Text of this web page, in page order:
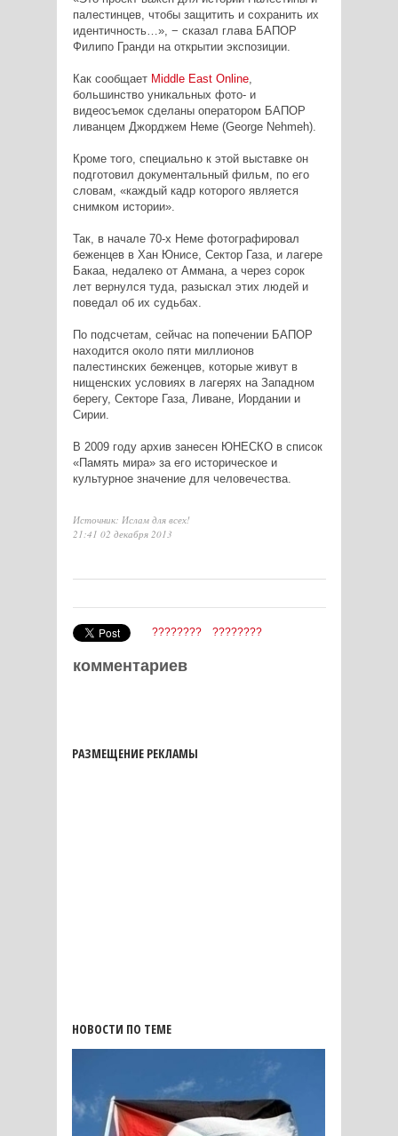
палестинцев, чтобы защитить и сохранить их
идентичность…», − сказал глава БАПОР
Филипо Гранди на открытии экспозиции.
Как сообщает Middle East Online,
большинство уникальных фото- и
видеосъемок сделаны оператором БАПОР
ливанцем Джорджем Неме (George Nehmeh).
Кроме того, специально к этой выставке он
подготовил документальный фильм, по его
словам, «каждый кадр которого является
снимком истории».
Так, в начале 70-х Неме фотографировал
беженцев в Хан Юнисе, Сектор Газа, и лагере
Бакаа, недалеко от Аммана, а через сорок
лет вернулся туда, разыскал этих людей и
поведал об их судьбах.
По подсчетам, сейчас на попечении БАПОР
находится около пяти миллионов
палестинских беженцев, которые живут в
нищенских условиях в лагерях на Западном
берегу, Секторе Газа, Ливане, Иордании и
Сирии.
В 2009 году архив занесен ЮНЕСКО в список
«Память мира» за его историческое и
культурное значение для человечества.
Источник: Ислам для всех!
21:41 02 декабря 2013
???????? ????????
комментариев
РАЗМЕЩЕНИЕ РЕКЛАМЫ
НОВОСТИ ПО ТЕМЕ